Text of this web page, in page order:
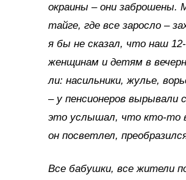
окраины – они заброшены.
тайге, где все заросло –
я бы не сказал, что наш
женщинам и детям в
ли: насильники, жулье,
– у пенсионеров вырывали
это услышал, что кто-то
он посветлел,
Все бабушки, все жители